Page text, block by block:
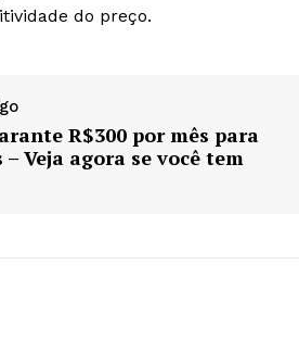
do preço.
R$300 por mês para
Veja agora se você tem